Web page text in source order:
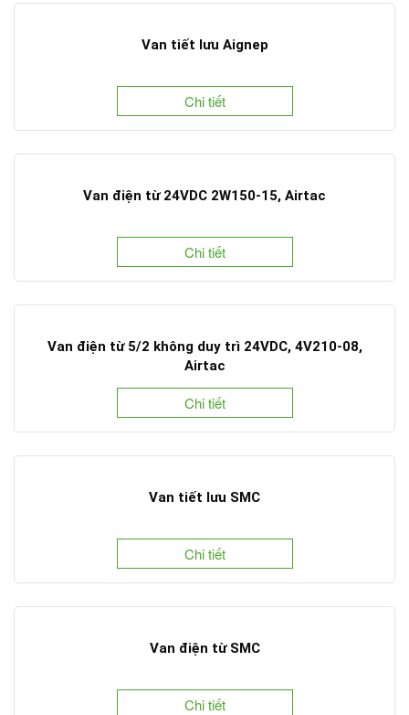
Van tiết lưu Aignep
Chi tiết
Van điện từ 24VDC 2W150-15, Airtac
Chi tiết
Van điện từ 5/2 không duy trì 24VDC, 4V210-08,
Airtac
Chi tiết
Van tiết lưu SMC
Chi tiết
Van điện từ SMC
Chi tiết